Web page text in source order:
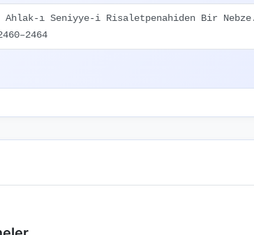
ı Seniyye-i Risaletpenahiden Bir